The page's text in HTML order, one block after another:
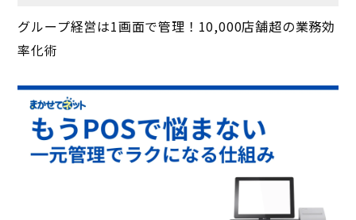
グループ経営は1画面で管理！10,000店舗超の業務効
率化術